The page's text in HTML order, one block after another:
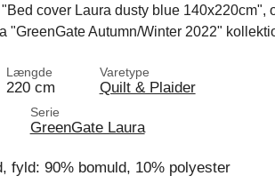
cover Laura dusty blue 140x220cm",
"GreenGate Autumn/Winter 2022"
Længde
220 cm
Varetype
Quilt & Plaider
Serie
GreenGate Laura
fyld: 90% bomuld, 10% polyester